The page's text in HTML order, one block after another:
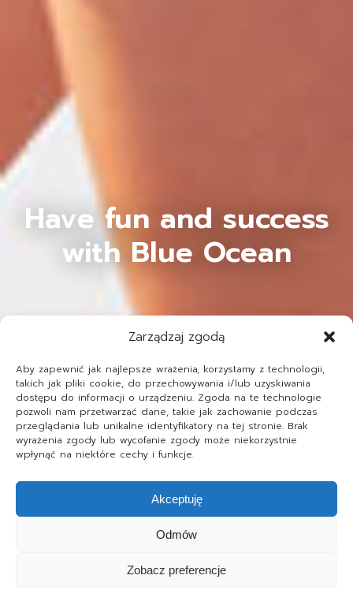
Zarządzaj zgodą
Aby zapewnić jak najlepsze wrażenia, korzystamy z technologii,
takich jak pliki cookie, do przechowywania i/lub uzyskiwania
dostępu do informacji o urządzeniu. Zgoda na te technologie
pozwoli nam przetwarzać dane, takie jak zachowanie podczas
przeglądania lub unikalne identyfikatory na tej stronie. Brak
wyrażenia zgody lub wycofanie zgody może niekorzystnie
wpłynąć na niektóre cechy i funkcje.
Akceptuję
Odmów
Zobacz preferencje
Have fun and success
with Blue Ocean